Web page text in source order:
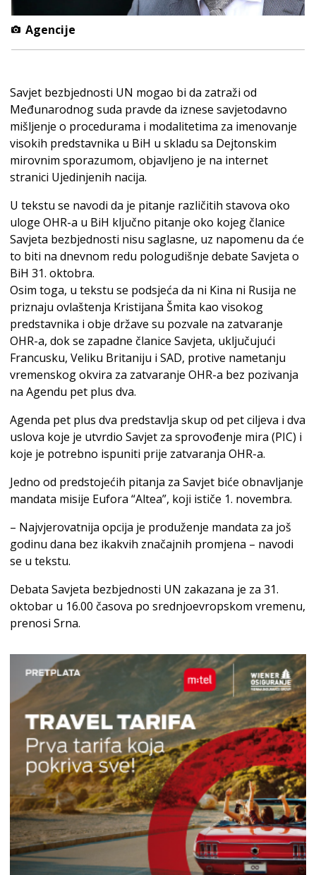
Agencije
Savjet bezbjednosti UN mogao bi da zatraži od
Međunarodnog suda pravde da iznese savjetodavno
mišljenje o procedurama i modalitetima za imenovanje
visokih predstavnika u BiH u skladu sa Dejtonskim
mirovnim sporazumom, objavljeno je na internet
stranici Ujedinjenih nacija.
U tekstu se navodi da je pitanje različitih stavova oko
uloge OHR-a u BiH ključno pitanje oko kojeg članice
Savjeta bezbjednosti nisu saglasne, uz napomenu da će
to biti na dnevnom redu pologudišnje debate Savjeta o
BiH 31. oktobra.
Osim toga, u tekstu se podsjeća da ni Kina ni Rusija ne
priznaju ovlaštenja Kristijana Šmita kao visokog
predstavnika i obje države su pozvale na zatvaranje
OHR-a, dok se zapadne članice Savjeta, uključujući
Francusku, Veliku Britaniju i SAD, protive nametanju
vremenskog okvira za zatvaranje OHR-a bez pozivanja
na Agendu pet plus dva.
Agenda pet plus dva predstavlja skup od pet ciljeva i dva
uslova koje je utvrdio Savjet za sprovođenje mira (PIC) i
koje je potrebno ispuniti prije zatvaranja OHR-a.
Jedno od predstojećih pitanja za Savjet biće obnavljanje
mandata misije Eufora “Altea”, koji ističe 1. novembra.
– Najvjerovatnija opcija je produženje mandata za još
godinu dana bez ikakvih značajnih promjena – navodi
se u tekstu.
Debata Savjeta bezbjednosti UN zakazana je za 31.
oktobar u 16.00 časova po srednjoevropskom vremenu,
prenosi Srna.